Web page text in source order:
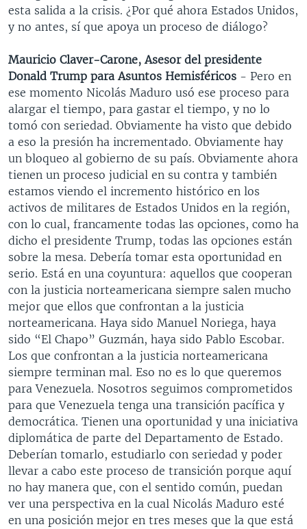
esta salida a la crisis. ¿Por qué ahora Estados Unidos,
y no antes, sí que apoya un proceso de diálogo?
Mauricio Claver-Carone, Asesor del presidente
Donald Trump para Asuntos Hemisféricos - Pero en
ese momento Nicolás Maduro usó ese proceso para
alargar el tiempo, para gastar el tiempo, y no lo
tomó con seriedad. Obviamente ha visto que debido
a eso la presión ha incrementado. Obviamente hay
un bloqueo al gobierno de su país. Obviamente ahora
tienen un proceso judicial en su contra y también
estamos viendo el incremento histórico en los
activos de militares de Estados Unidos en la región,
con lo cual, francamente todas las opciones, como ha
dicho el presidente Trump, todas las opciones están
sobre la mesa. Debería tomar esta oportunidad en
serio. Está en una coyuntura: aquellos que cooperan
con la justicia norteamericana siempre salen mucho
mejor que ellos que confrontan a la justicia
norteamericana. Haya sido Manuel Noriega, haya
sido “El Chapo” Guzmán, haya sido Pablo Escobar.
Los que confrontan a la justicia norteamericana
siempre terminan mal. Eso no es lo que queremos
para Venezuela. Nosotros seguimos comprometidos
para que Venezuela tenga una transición pacífica y
democrática. Tienen una oportunidad y una iniciativa
diplomática de parte del Departamento de Estado.
Deberían tomarlo, estudiarlo con seriedad y poder
llevar a cabo este proceso de transición porque aquí
no hay manera que, con el sentido común, puedan
ver una perspectiva en la cual Nicolás Maduro esté
en una posición mejor en tres meses que la que está